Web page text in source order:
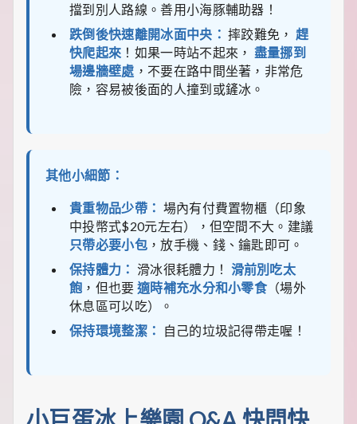
擋到別人路線。善用小海豚輔助器！
跌倒後快速離開冰面中央： 摔跤難免，趕
快爬起來 ！如果一時站不起來， 盡量挪到
場邊牆壁處 ，不要在路中間坐著，非常危
險，容易被後面的人撞到或鏟冰。
其他小細節：
貴重物品少帶： 場內有付費置物櫃（印象
中投幣式$20元左右），但空間不大。建議
只帶必要小包，放手機、錢、鑰匙即可。
保持體力： 滑冰很耗體力！ 滑前別吃太
飽 ，但也要 適時補充水分和小零食（場外
休息區可以吃）。
保持環境整潔：
自己的垃圾記得帶走喔！